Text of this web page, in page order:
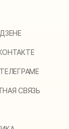
СВЯЗЬ